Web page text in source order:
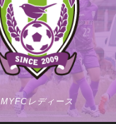
MYFCレディース